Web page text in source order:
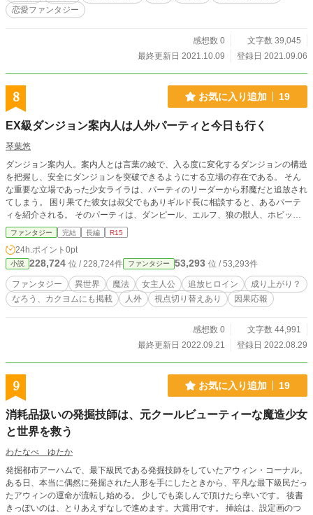
恋愛ファンタジー
感想数 0
文字数 39,045
最終更新日 2021.10.09
登録日 2021.09.06
8 お気に入り追加 19
EX級ダンジョン案内人は人外パーティと今日も行く
琴葉悠
ダンジョン案内人。案内人とは言葉の綾で、入る度に変化するダンジョンの構造
を把握し、安全にダンジョンを突破できるようにする立場の存在である。 そん
な重要な立場であった少女ライラは、パーティのリーダーから邪魔だと追放され
てしまう。 困り果てた彼女は叔父でもありギルド長に相談すると、あるパーテ
ィを紹介される。 そのパーティは、ダンピール、エルフ、狼の獣人、ホビット
と、人外で構成されたパーティだった。
ファンタジー 完結 長編 R15
24h.ポイント 0pt
小説 228,724 位 / 228,724件 ファンタジー 53,293 位 / 53,293件
ファンタジー 異世界 魔法 女主人公 追放ヒロイン
成り上がり？
なろう、カクヨムにも掲載
人外 視点切り替えあり 因果応報
感想数 0
文字数 44,991
最終更新日 2022.09.21
登録日 2022.08.29
9 お気に入り追加 19
消耗品扱いの発掘技師は、元クールビューティーな魔造少女
と世界を救う
わたなべ ゆたか
発掘都市アーハムで、最下級民である発掘技師をしていたアウィン・コーナル。
ある日、本当に偶然に発掘された人形を手にしたときから、平凡な最下級民だっ
たアウィンの運命が流転し始める。 少しでも楽しんで頂けたら幸いです。 後書
きっぽいのは、とりあえずなしで進めます。大賞用です。 挿絵は、設定画のつ